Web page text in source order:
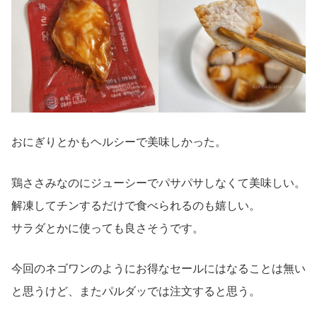
おにぎりとかもヘルシーで美味しかった。
鶏ささみなのにジューシーでパサパサしなくて美味しい。
解凍してチンするだけで食べられるのも嬉しい。
サラダとかに使っても良さそうです。
今回のネゴワンのようにお得なセールにはなることは無い
と思うけど、またパルダッでは注文すると思う。